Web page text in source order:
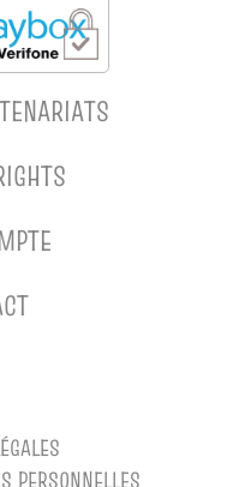
PERSONNELLES